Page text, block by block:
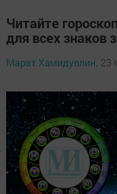
Читайте
для всех знаков
Марат Хамидуллин, 23